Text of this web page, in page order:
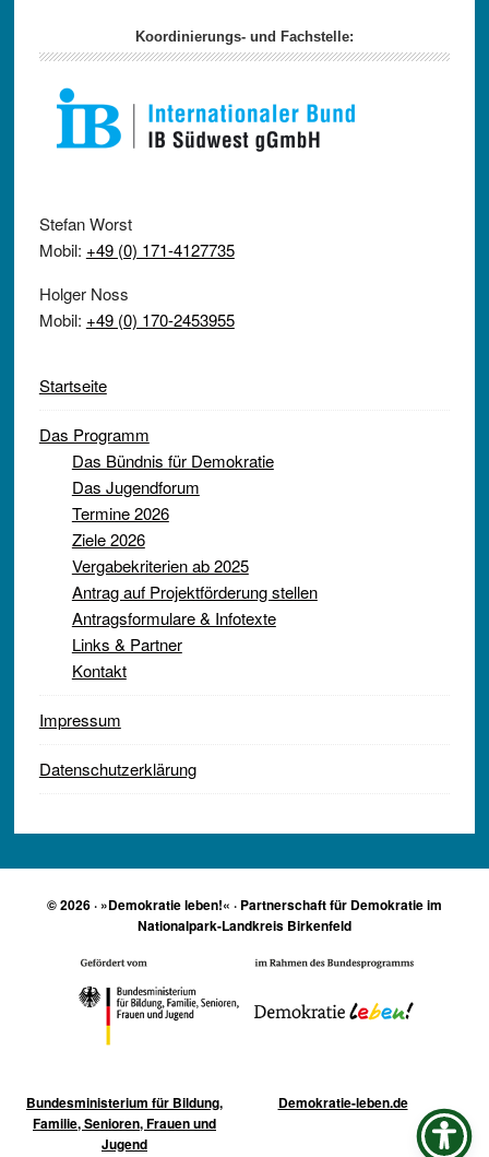
Koordinierungs- und Fachstelle:
Stefan Worst
Mobil: +49 (0) 171-4127735
Holger Noss
Mobil: +49 (0) 170-2453955
Startseite
Das Programm
Das Bündnis für Demokratie
Das Jugendforum
Termine 2026
Ziele 2026
Vergabekriterien ab 2025
Antrag auf Projektförderung stellen
Antragsformulare & Infotexte
Links & Partner
Kontakt
Impressum
Datenschutzerklärung
© 2026 · »Demokratie leben!« · Partnerschaft für Demokratie im
Nationalpark-Landkreis Birkenfeld
Bundesministerium für Bildung,
Familie, Senioren, Frauen und
Jugend
Demokratie-leben.de